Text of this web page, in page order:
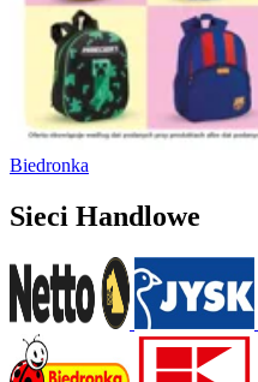
Biedronka
Sieci Handlowe